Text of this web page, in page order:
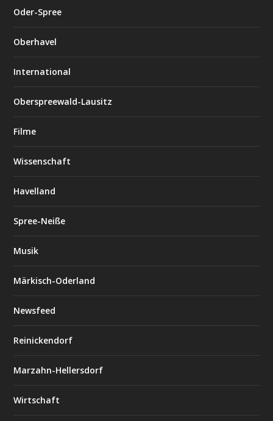
Oder-Spree
Oberhavel
International
Oberspreewald-Lausitz
Filme
Wissenschaft
Havelland
Spree-Neiße
Musik
Märkisch-Oderland
Newsfeed
Reinickendorf
Marzahn-Hellersdorf
Wirtschaft